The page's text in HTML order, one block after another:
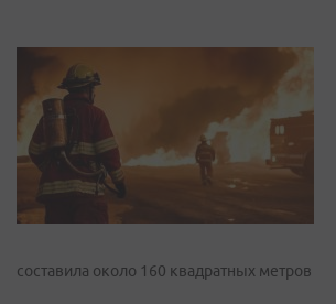
составила около 160 квадратных метров